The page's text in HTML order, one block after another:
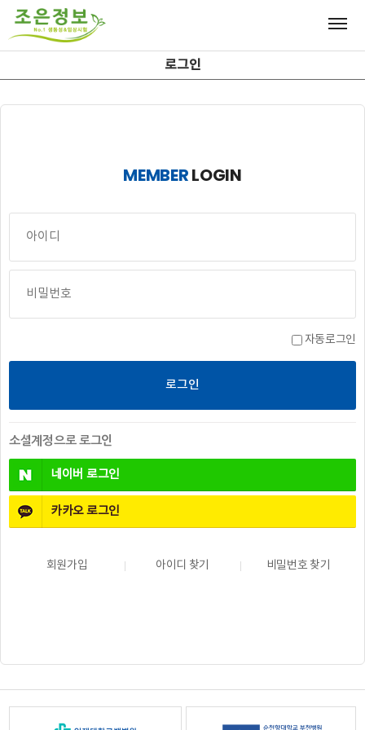
로그인
MEMBERLOGIN
자동로그인
소셜계정으로 로그인
네이버 로그인
카카오로그인
회원가입 아이디 찾기 비밀번호 찾기